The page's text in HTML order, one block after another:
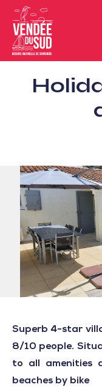
Sud
Vendée
Superb 4-star
8/10 people.
to all amenities
beaches by bike